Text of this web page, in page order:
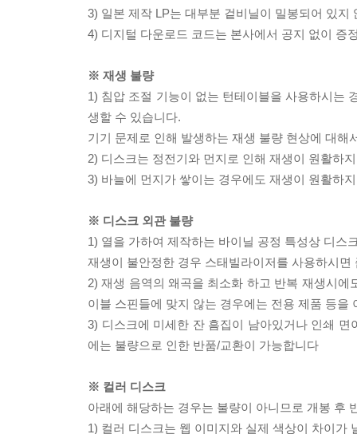
3) 일본 제작 LP는 대부분 겉비닐이 밀봉되어 있지
4) 디지털 다운로드 코드는 본사에서 공지 없이 증
※ 재생 불량
1) 침압 조절 기능이 없는 턴테이블을 사용하시는
생할 수 있습니다.
기기 문제로 인해 발생하는 재생 불량 현상에 대
2) 디스크는 정전기와 먼지로 인해 재생이 원활하
3) 바늘에 먼지가 쌓이는 경우에도 재생이 원활하
※ 디스크 외관 불량
1) 열을 가하여 제작하는 바이닐 공정 특성상 디스
재생이 불안정한 경우 스태빌라이저를 사용하시
2) 재생 음역의 왜곡을 최소화 하고 반복 재생시
이블 스핀들에 맞지 않는 경우에는 전용 제품 등
3) 디스크에 미세한 잔 흠집이 남아있거나 인쇄
에는 불량으로 인한 반품/교환이 가능합니다
※ 컬러 디스크
아래에 해당하는 경우는 불량이 아니므로 개봉 후
1) 컬러 디스크는 웹 이미지와 실제 색상이 차이가